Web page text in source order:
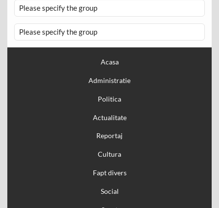
Please specify the group
Please specify the group
Acasa
Administratie
Politica
Actualitate
Reportaj
Cultura
Fapt divers
Social